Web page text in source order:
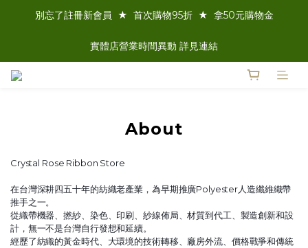
別忘了註冊新會員  ★  首次購物95折  ★  拿50元購物金
實體店營業時間異動 詳見連結
About
Crystal Rose Ribbon Store
在台灣深耕四五十年的紡織老產業，為早期推廣Polyester人造纖維織帶
推手之一。
從織帶機器、撚紗、染色、印刷、紗線佈局、材質到代工、製造創新和設
計，無一不是台灣自行發想和延續。
經歷了紡織的黃金時代、大環境的技術轉移、廠房外流、價格戰爭和傳統